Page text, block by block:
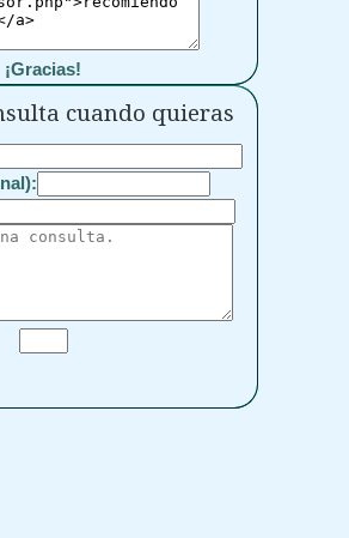
¡Gracias!
cuando quieras